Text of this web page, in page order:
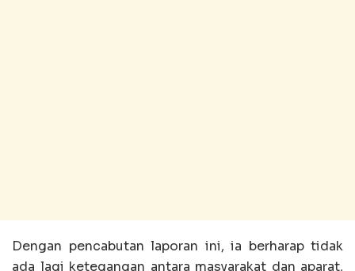
Dengan pencabutan laporan ini, ia berharap tidak
ada lagi ketegangan antara masyarakat dan aparat,